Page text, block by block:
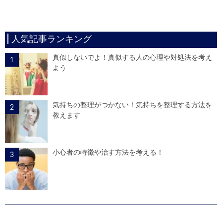
人気記事ランキング
真似しないでよ！真似する人の心理や対処法を考え
よう
気持ちの整理がつかない！気持ちを整理する方法を
教えます
小心者の特徴や治す方法を考える！